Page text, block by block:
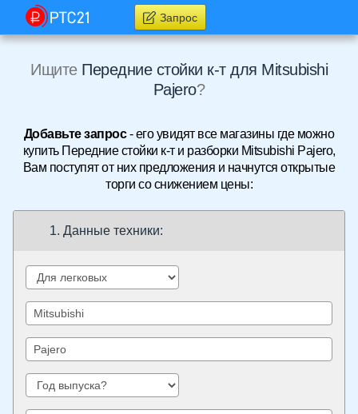
Запрос
Ищите Передние стойки к-т для Mitsubishi
Pajero?
Добавьте запрос- его увидят все магазины где можно
купить Передние стойки к-т и разборки Mitsubishi Pajero,
Вам поступят от них предложения и начнутся открытые
торги со снижением цены:
1. Данные техники: